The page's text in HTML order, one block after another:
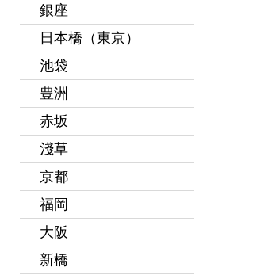
銀座
日本橋（東京）
池袋
豊洲
赤坂
淺草
京都
福岡
大阪
新橋